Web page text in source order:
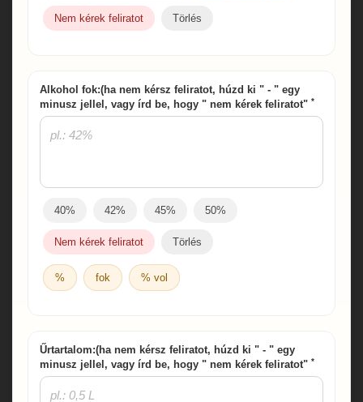
Nem kérek feliratot Törlés
Alkohol fok:(ha nem kérsz feliratot, húzd ki " - " egy
minusz jellel, vagy írd be, hogy " nem kérek feliratot" *
40% 42% 45% 50%
Nem kérek feliratot Törlés
% fok % vol
Űrtartalom:(ha nem kérsz feliratot, húzd ki " - " egy
minusz jellel, vagy írd be, hogy " nem kérek feliratot" *